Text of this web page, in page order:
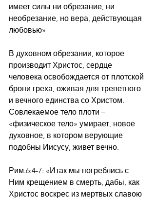
имеет силы ни обрезание, ни
необрезание, но вера, действующая
любовью»
В духовном обрезании, которое
производит Христос, сердце
человека освобождается от плотской
брони греха, оживая для трепетного
и вечного единства со Христом.
Совлекаемое тело плоти –
«физическое тело» умирает, новое
духовное, в котором верующие
подобны Иисусу, живет вечно.
Рим.6:4-7: «Итак мы погреблись с
Ним крещением в смерть, дабы, как
Христос воскрес из мертвых славою